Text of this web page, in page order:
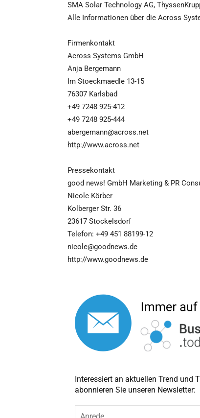
SMA Solar Technology AG,
Alle Informationen über die Across
Firmenkontakt
Across Systems GmbH
Anja Bergemann
Im Stoeckmaedle 13-15
76307 Karlsbad
+49 7248 925-412
+49 7248 925-444
abergemann@across.net
http://www.across.net
Pressekontakt
good news! GmbH Marketing & PR
Nicole Körber
Kolberger Str. 36
23617 Stockelsdorf
Telefon: +49 451 88199-12
nicole@goodnews.de
http://www.goodnews.de
Interessiert an aktuellen Trend und
abonnieren Sie unseren Newsletter: